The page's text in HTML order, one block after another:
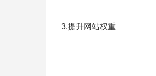
3.提升网站权重